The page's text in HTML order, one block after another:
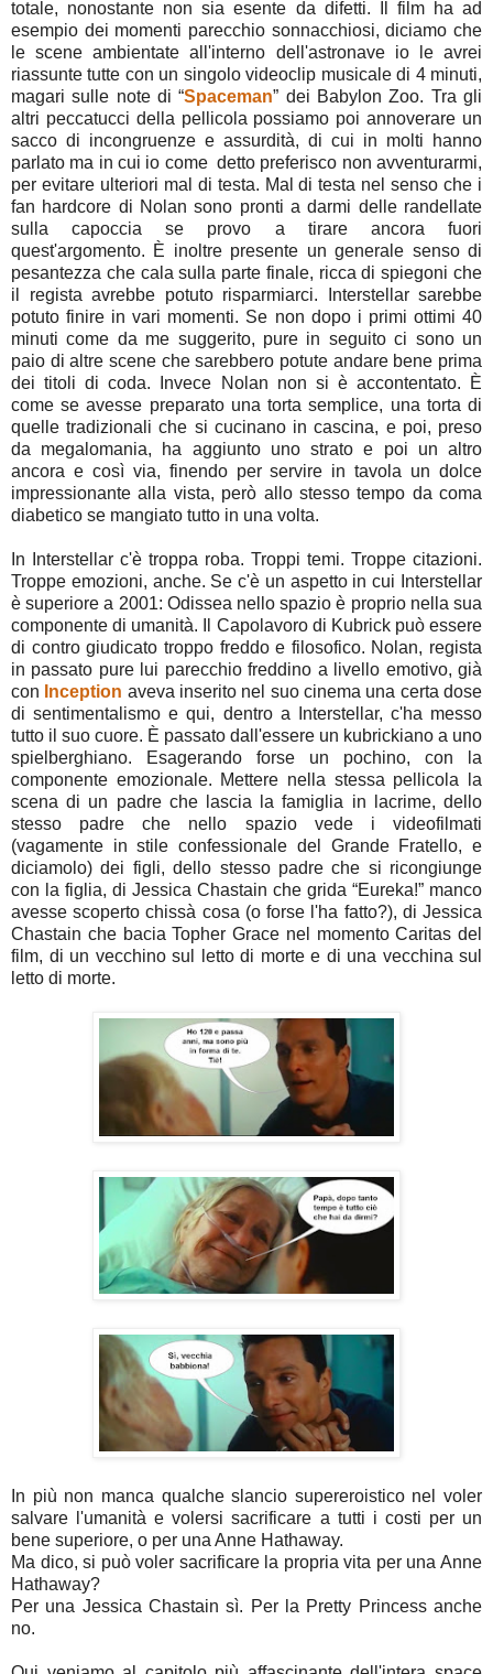
totale, nonostante non sia esente da difetti. Il film ha ad
esempio dei momenti parecchio sonnacchiosi, diciamo che
le scene ambientate all'interno dell'astronave io le avrei
riassunte tutte con un singolo videoclip musicale di 4 minuti,
magari sulle note di “Spaceman” dei Babylon Zoo. Tra gli
altri peccatucci della pellicola possiamo poi annoverare un
sacco di incongruenze e assurdità, di cui in molti hanno
parlato ma in cui io come detto preferisco non avventurarmi,
per evitare ulteriori mal di testa. Mal di testa nel senso che i
fan hardcore di Nolan sono pronti a darmi delle randellate
sulla capoccia se provo a tirare ancora fuori
quest'argomento. È inoltre presente un generale senso di
pesantezza che cala sulla parte finale, ricca di spiegoni che
il regista avrebbe potuto risparmiarci. Interstellar sarebbe
potuto finire in vari momenti. Se non dopo i primi ottimi 40
minuti come da me suggerito, pure in seguito ci sono un
paio di altre scene che sarebbero potute andare bene prima
dei titoli di coda. Invece Nolan non si è accontentato. È
come se avesse preparato una torta semplice, una torta di
quelle tradizionali che si cucinano in cascina, e poi, preso
da megalomania, ha aggiunto uno strato e poi un altro
ancora e così via, finendo per servire in tavola un dolce
impressionante alla vista, però allo stesso tempo da coma
diabetico se mangiato tutto in una volta.
In Interstellar c'è troppa roba. Troppi temi. Troppe citazioni.
Troppe emozioni, anche. Se c'è un aspetto in cui Interstellar
è superiore a 2001: Odissea nello spazio è proprio nella sua
componente di umanità. Il Capolavoro di Kubrick può essere
di contro giudicato troppo freddo e filosofico. Nolan, regista
in passato pure lui parecchio freddino a livello emotivo, già
con Inception aveva inserito nel suo cinema una certa dose
di sentimentalismo e qui, dentro a Interstellar, c'ha messo
tutto il suo cuore. È passato dall'essere un kubrickiano a uno
spielberghiano. Esagerando forse un pochino, con la
componente emozionale. Mettere nella stessa pellicola la
scena di un padre che lascia la famiglia in lacrime, dello
stesso padre che nello spazio vede i videofilmati
(vagamente in stile confessionale del Grande Fratello, e
diciamolo) dei figli, dello stesso padre che si ricongiunge
con la figlia, di Jessica Chastain che grida “Eureka!” manco
avesse scoperto chissà cosa (o forse l'ha fatto?), di Jessica
Chastain che bacia Topher Grace nel momento Caritas del
film, di un vecchino sul letto di morte e di una vecchina sul
letto di morte.
In più non manca qualche slancio supereroistico nel voler
salvare l'umanità e volersi sacrificare a tutti i costi per un
bene superiore, o per una Anne Hathaway.
Ma dico, si può voler sacrificare la propria vita per una Anne
Hathaway?
Per una Jessica Chastain sì. Per la Pretty Princess anche
no.